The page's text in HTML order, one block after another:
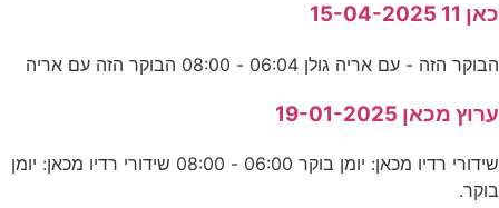
כאן 11 15-04-2025
הבוקר הזה - עם אריה גולן 06:04 - 08:00 הבוקר הזה עם אריה
ערוץ מכאן 19-01-2025
שידורי רדיו מכאן: יומן בוקר 06:00 - 08:00 שידורי רדיו מכאן: יומן
בוקר.